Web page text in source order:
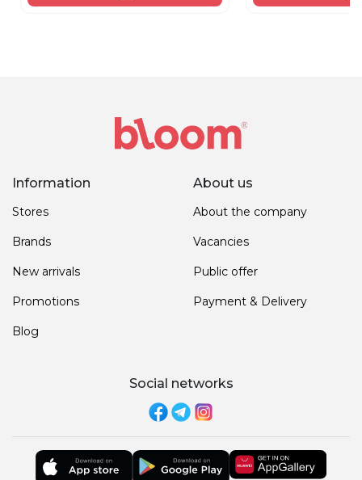
Information
Stores
Brands
New arrivals
Promotions
Blog
About us
About the company
Vacancies
Public offer
Payment & Delivery
Social networks